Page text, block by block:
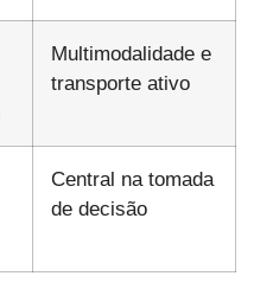
Multimodalidade e
transporte ativo
Central na tomada
de decisão